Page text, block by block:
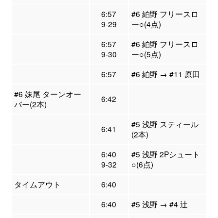
6:57
9-29
#6 絈野 フリースロ
ー○(4点)
6:57
9-30
#6 絈野 フリースロ
ー○(5点)
6:57
#6 絈野 → #11 原田
#6 妹尾 ターンオー
バー(2本)
6:42
6:41
#5 浅野 スティール
(2本)
6:40
9-32
#5 浅野 2Pシュート
○(6点)
タイムアウト
6:40
6:40
#5 浅野 → #4 辻